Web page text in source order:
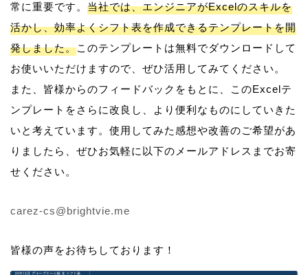
常に重要です。 当社では、エンジニアがExcelのスキルを
活かし、効率よくシフト表を作成できるテンプレートを開
発しました。このテンプレートは無料でダウンロードして
お使いいただけますので、ぜひ活用してみてください。
また、皆様からのフィードバックをもとに、このExcelテ
ンプレートをさらに改良し、より便利なものにしていきた
いと考えています。使用してみた感想や改善のご希望があ
りましたら、ぜひお気軽に以下のメールアドレスまでお寄
せください。
carez-cs@brightvie.me
皆様の声をお待ちしております！